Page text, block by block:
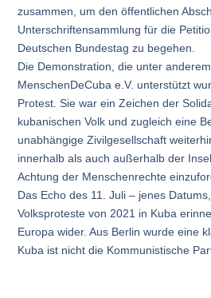
zusammen, um den öffentlichen
Unterschriftensammlung für die
Deutschen Bundestag zu begehen.
Die Demonstration, die unter
MenschenDeCuba e.V. unterstützt
Protest. Sie war ein Zeichen der
kubanischen Volk und zugleich eine
unabhängige Zivilgesellschaft
innerhalb als auch außerhalb der
Achtung der Menschenrechte
Das Echo des 11. Juli – jenes
Volksproteste von 2021 in Kuba
Europa wider. Aus Berlin wurde eine
Kuba ist nicht die Kommunistische